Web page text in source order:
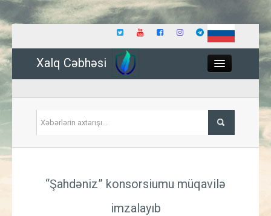
Xalq Cəbhəsi
İqtisadiyyat
“Şahdəniz” konsorsiumu müqavilə
imzalayıb